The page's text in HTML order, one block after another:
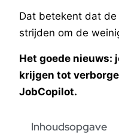
Dat betekent dat
strijden om de
Het goede nieuws:
krijgen tot
JobCopilot.
Inhoudsopgave